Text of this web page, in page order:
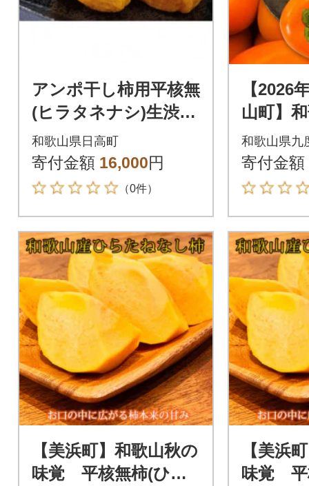
アンポ干し柿用平核無
(ヒラタネナシ)生渋柿
AP-約4.5-5kg 約22
～35果実
和歌山県日高町
寄付金額 16,000円
（0件）
【2026
山町】
覚 平核
ねなし
化粧箱
和歌山県九
寄付金額
【美浜町】和歌山秋の
味覚 平核無柿(ひら
【美浜
味覚 平